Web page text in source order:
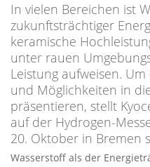
In vielen Bereichen ist
zukunftsträchtiger
keramische
unter rauen
Leistung aufweisen.
und Möglichkeiten in
präsentieren, stellt
auf der Hydrogen-
20. Oktober in Bremen
Wasserstoff als der